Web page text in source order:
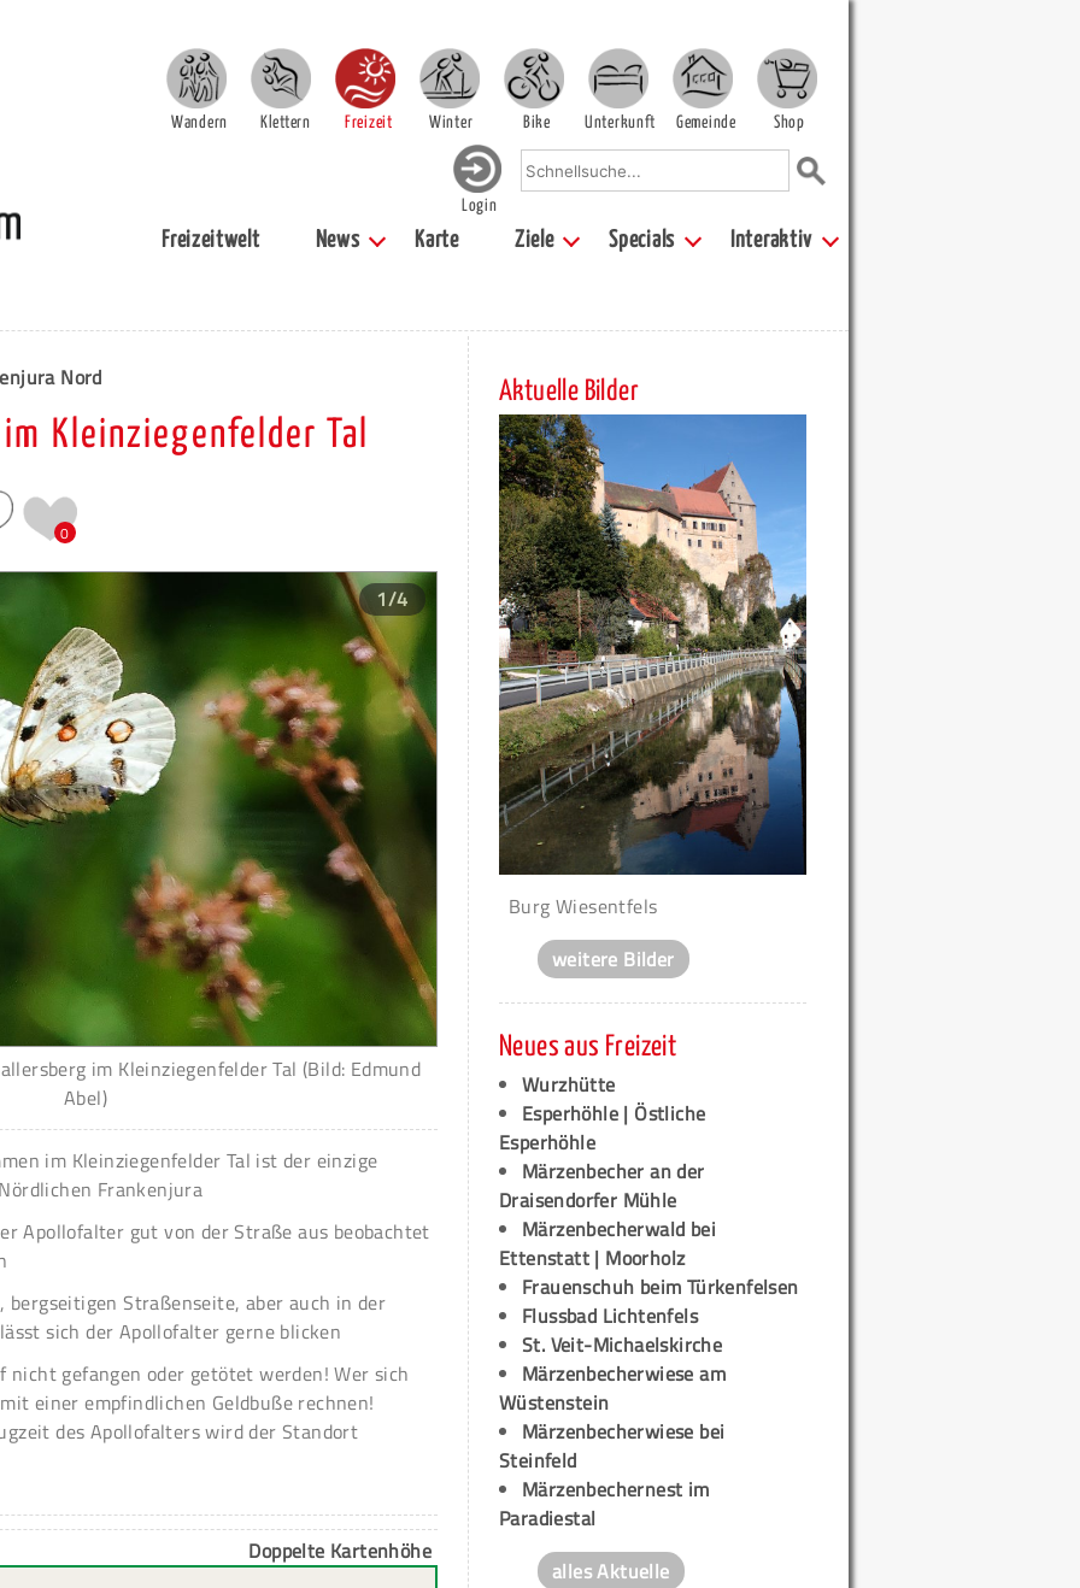
Wandern Klettern Freizeit Winter Bike Unterkunft Gemeinde Shop
Login
Freizeitwelt News Karte Ziele Specials Interaktiv
Nord
Kleinziegenfelder Tal
0
1/4
im Kleinziegenfelder Tal (Bild: Edmund
Abel)
im Kleinziegenfelder Tal ist der einzige
Frankenjura
Apollofalter gut von der Straße aus beobachtet
bergseitigen Straßenseite, aber auch in der
sich der Apollofalter gerne blicken
nicht gefangen oder getötet werden! Wer sich
einer empfindlichen Geldbuße rechnen!
des Apollofalters wird der Standort
Doppelte Kartenhöhe
Aktuelle Bilder
Burg Wiesentfels
weitere Bilder
Neues aus Freizeit
Wurzhütte
Esperhöhle | Östliche
Esperhöhle
Märzenbecher an der
Draisendorfer Mühle
Märzenbecherwald bei
Ettenstatt | Moorholz
Frauenschuh beim Türkenfelsen
Flussbad Lichtenfels
St. Veit-Michaelskirche
Märzenbecherwiese am
Wüstenstein
Märzenbecherwiese bei
Steinfeld
Märzenbechernest im
Paradiestal
alles Aktuelle